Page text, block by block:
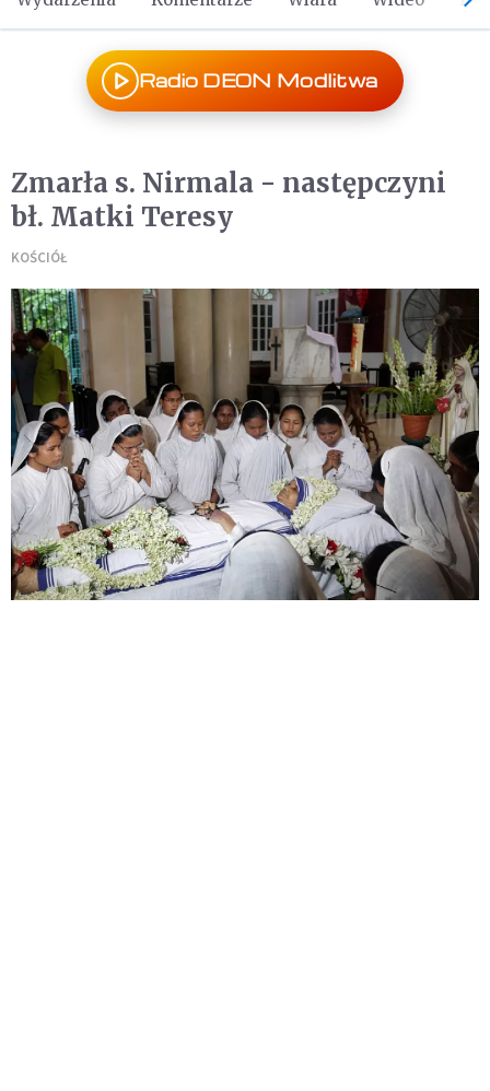
Radio DEON Modlitwa
Zmarła s. Nirmala - następczyni
bł. Matki Teresy
KOŚCIÓŁ